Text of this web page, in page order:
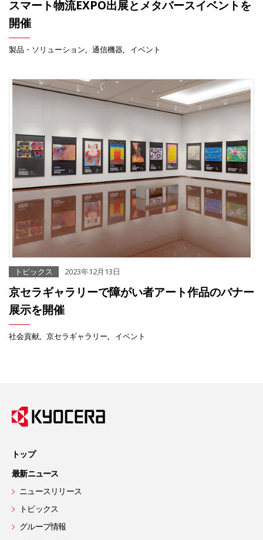
スマート物流EXPO出展とメタバースイベントを
開催
製品・ソリューション 通信機器 イベント
トピックス 2023年12月13日
京セラギャラリーで障がい者アート作品のバナー
展示を開催
社会貢献 京セラギャラリー イベント
トップ
最新ニュース
ニュースリリース
トピックス
グループ情報